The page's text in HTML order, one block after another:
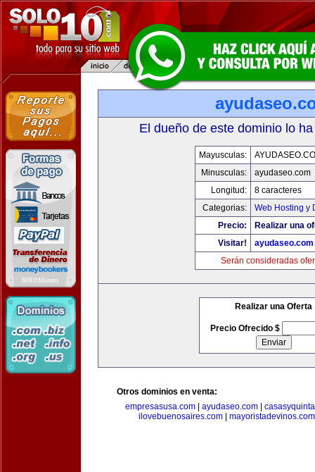
El dueño de este dominio lo
Mayusculas:
Minusculas:
ayudaseo.com
Longitud:
8 caracteres
Categorias:
Web Hosting y
Precio:
Realizar una
Visitar!
ayudaseo.com
Serán consideradas
Realizar una Oferta
Precio Ofrecido $
Otros dominios en venta:
empresasusa.com
ayudaseo.com
ilovebuenosaires.com| mayoristadevinos.com